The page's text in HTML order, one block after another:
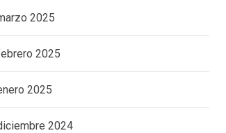
2025
2025
2025
2024